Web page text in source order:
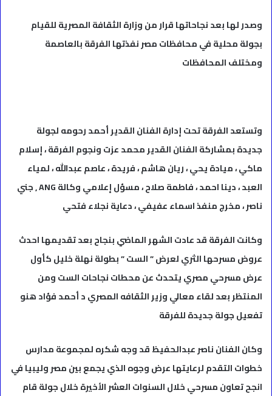
وصدر لها بعد نجاحاتها قرار من وزارة الثقافة المصرية للقيام
بجولة محلية في محافظات مصر نفذتها الفرقة بالعاصمة
ومختلف المحافظات
وتستعد الفرقة تحت إدارة الفنان القدير أحمد رحومه لجولة
جديدة بمشاركة الفنان القدير محمد عزت ونجوم الفرقة ، إسلام
ماكي ، ميادة يحي ، ريان هاشم ، فريدة ، عاصم عبدالله ، لمياء
العبد ، دينا احمد ، فاطمة صلاح ، مسؤل إعلامي وكالة ANG , جني
ناصر ، مخرج منفذ اسماء عفيفي ، دعاية نجلاء فتحي
وكانت الفرقة قد عادت الشهر الماضي بنجاح بعد تقديمها احدث
عروض مسرحها الثري لعرض ” الست ” بطولة نهلة خليل كأول
عرض مسرحي مصري يتحدث عن محطات نجاحات الست ومن
المنتظر بعد لقاء معالي وزير الثقافه المصري د أحمد فؤاد هنو
تفعيل جولة جديدة للفرقة
وكان الفنان ناصر عبدالحفيظ قد وجه شكره لمجموعة مدارس
خطوات التقدم لرعايتها عرض وجوه الذي يجمع بين مصر وليبيا في
انجح تعاون مسرحي خلال السنوات العشر الأخيرة خلال جولة قام